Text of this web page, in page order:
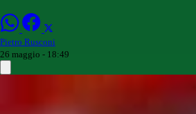
Pietro Rusconi
26 maggio - 18:49